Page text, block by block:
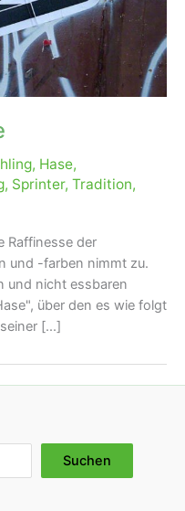
, Hase,
, Sprinter, Tradition,
Raffinesse der
und -farben nimmt zu.
und nicht essbaren
über den es wie folgt
[...]
Suchen